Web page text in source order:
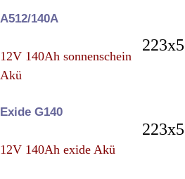
A512/140A
12V 140Ah sonnenschein
Akü
Exide G140
12V 140Ah exide Akü